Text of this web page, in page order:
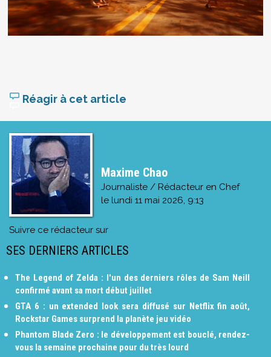
Réagir à cet article
Maxime Chao
Journaliste / Rédacteur en Chef
le lundi 11 mai 2026, 9:13
Suivre ce rédacteur sur
SES DERNIERS ARTICLES
The Legend of Zelda : l'un des derniers rôles de Sam Neill
confirmé avant sa mort début juillet
GTA 6 : un extended look sera diffusé sur Netflix fin août,
Rockstar Games surprend la planète jeu vidéo
Phantom Blade Zero : le développement est bouclé, rendez-
vous la semaine prochaine pour du très lourd